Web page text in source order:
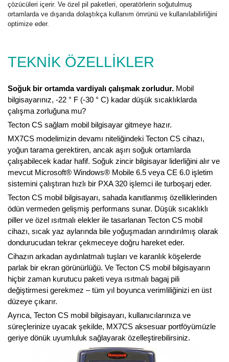
çözücüleri içerir. Ve özel pil paketleri, operatörlerin soğutulmuş
ortamlarda ve dışarıda dolaştıkça kullanım ömrünü ve kullanılabilirliğini
optimize eder.
TEKNİK ÖZELLİKLER
Soğuk bir ortamda vardiyalı çalışmak zorludur. Mobil
bilgisayarınız, -22 ° F (-30 ° C) kadar düşük sıcaklıklarda
çalışma zorluğuna mu?
Tecton CS sağlam mobil bilgisayar gitmeye hazır.
MX7CS modelimizin devamı niteliğindeki Tecton CS cihazı,
yoğun tarama gerektiren, ancak aşırı soğuk ortamlarda
çalışabilecek kadar hafif. Soğuk zincir bilgisayar liderliğini alır ve
mevcut Microsoft® Windows® Mobile 6.5 veya CE 6.0 işletim
sistemini çalıştıran hızlı bir PXA 320 işlemci ile turboşarj eder.
Tecton CS mobil bilgisayarı, sahada kanıtlanmış özelliklerinden
ödün vermeden gelişmiş performans sunar. Düşük sıcaklıklı
piller ve özel ısıtmalı elekler ile tasarlanan Tecton CS mobil
cihazı, sıcak yaz aylarında bile yoğuşmadan arındırılmış olarak
dondurucudan tekrar çekmeceye doğru hareket eder.
Cihazın arkadan aydınlatmalı tuşları ve karanlık köşelerde
parlak bir ekran görünürlüğü. Ve Tecton CS mobil bilgisayarın
hiçbir zaman kurutucu paketi veya ısıtmalı bagaj pili
değiştirmesi gerekmez – tüm yıl boyunca verimliliğinizi en üst
düzeye çıkarır.
Ayrıca, Tecton CS mobil bilgisayarı, kullanıcılarınıza ve
süreçlerinize uyacak şekilde, MX7CS aksesuar portföyümüzle
geriye dönük uyumluluk sağlayarak özelleştirebilirsiniz.